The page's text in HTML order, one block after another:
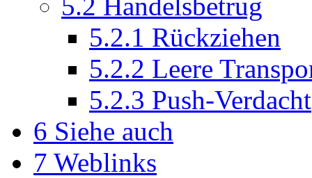
5.2.1 Rückziehen
5.2.2 Leere
5.2.3 Push-Verdacht
6 Siehe auch
7 Weblinks